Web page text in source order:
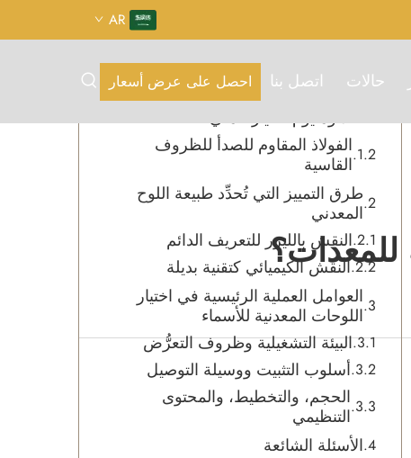
AR
حالات اتصل بنا احصل على عرض أسعار
للمعدات؟
اختيار المادة للوحة الاسم المعدنية
الألومنيوم كخيار عملي
الفولاذ المقاوم للصدأ للظروف
القاسية
طرق التمييز التي تُحدِّد طبيعة اللوح
المعدني
النقش بالليزر للتعريف الدائم
النقش الكيميائي كتقنية بديلة
العوامل العملية الرئيسية في اختيار
اللوحات المعدنية للأسماء
البيئة التشغيلية وظروف التعرُّض
أسلوب التثبيت ووسيلة التوصيل
الحجم، والتخطيط، والمحتوى
التنظيمي
الأسئلة الشائعة